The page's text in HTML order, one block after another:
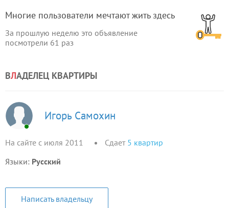
Многие пользователи мечтают жить здесь
За прошлую неделю это объявление
посмотрели 61 раз
ВЛАДЕЛЕЦ КВАРТИРЫ
Игорь Самохин
На сайте с июля 2011 Сдает 5 квартир
Языки: Русский
Написать владельцу